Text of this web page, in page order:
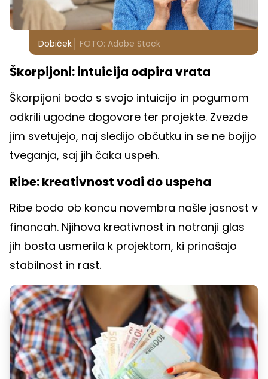
Dobiček FOTO: Adobe Stock
Škorpijoni: intuicija odpira vrata
Škorpijoni bodo s svojo intuicijo in pogumom
odkrili ugodne dogovore ter projekte. Zvezde
jim svetujejo, naj sledijo občutku in se ne bojijo
tveganja, saj jih čaka uspeh.
Ribe: kreativnost vodi do uspeha
Ribe bodo ob koncu novembra našle jasnost v
financah. Njihova kreativnost in notranji glas
jih bosta usmerila k projektom, ki prinašajo
stabilnost in rast.